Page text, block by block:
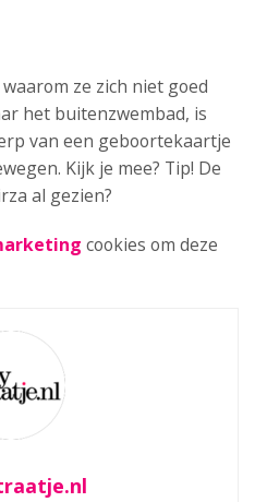
ze zich niet goed
het buitenzwembad, is
van een geboortekaartje
Kijk je mee? Tip! De
al gezien?
cookies om deze